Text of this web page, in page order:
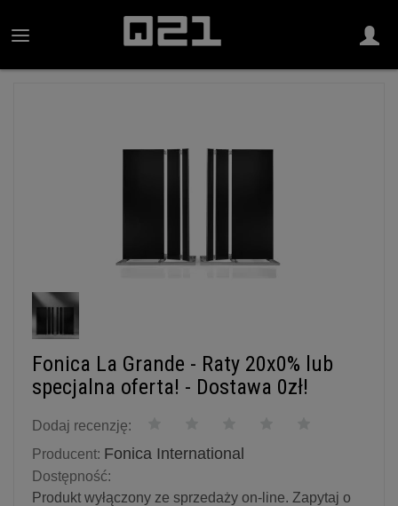
Fonica La Grande - Raty 20x0% lub
specjalna oferta! - Dostawa 0zł!
Dodaj recenzję:
Producent: Fonica International
Dostępność:
Produkt wyłączony ze sprzedaży on-line. Zapytaj o